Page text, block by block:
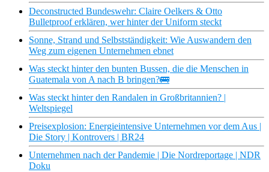
Deconstructed Bundeswehr: Claire Oelkers & Otto
Bulletproof erklären, wer hinter der Uniform steckt
Sonne, Strand und Selbstständigkeit: Wie Auswandern den
Weg zum eigenen Unternehmen ebnet
Was steckt hinter den bunten Bussen, die die Menschen in
Guatemala von A nach B bringen?🚌
Was steckt hinter den Randalen in Großbritannien? |
Weltspiegel
Preisexplosion: Energieintensive Unternehmen vor dem Aus |
Die Story | Kontrovers | BR24
Unternehmen nach der Pandemie | Die Nordreportage | NDR
Doku